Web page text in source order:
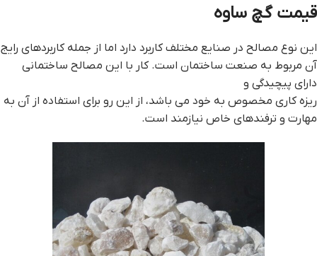
قيمت گچ ساوه
این نوع مصالح در صنایع مختلف کاربرد دارد اما از جمله کاربردهای رایج
آن مربوط به صنعت ساختمان است. کار با این مصالح ساختمانی
دارای پیچیدگی و
ریزه کاری مخصوص به خود می باشد، از این رو برای استفاده از آن به
مهارت و ترفندهای خاص نیازمند است.